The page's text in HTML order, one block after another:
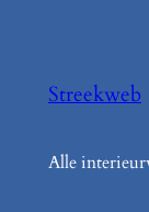
Streekweb
Alle